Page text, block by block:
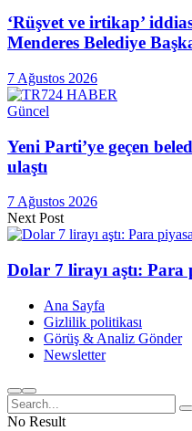
‘Rüşvet ve irtikap’
Menderes Belediye
7 Ağustos 2026
Güncel
Yeni Parti’ye geçen
ulaştı
7 Ağustos 2026
Next Post
Dolar 7 lirayı aştı: Para
Ana Sayfa
Gizlilik politikası
Görüş & Analiz Gönder
Newsletter
No Result